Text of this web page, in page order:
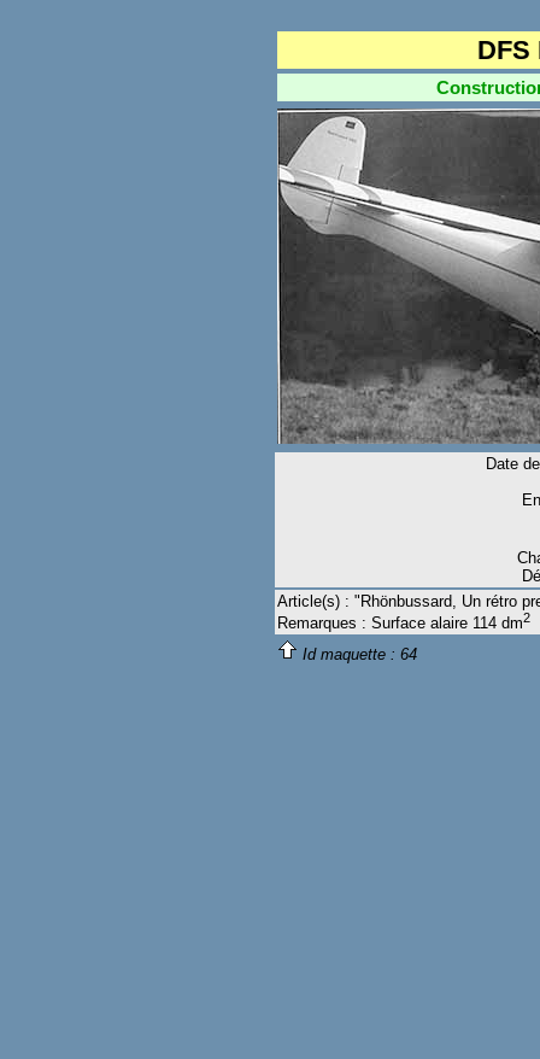
DFS
Construction
Date
Article(s) : "Rhönbussard, Un rétro
Remarques : Surface alaire 114 dm2
Id maquette : 64